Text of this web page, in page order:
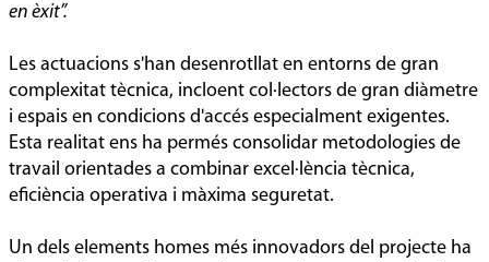
en èxit”.
Les actuacions s'han desenrotllat en entorns de gran
complexitat tècnica, incloent col·lectors de gran diàmetre
i espais en condicions d'accés especialment exigentes.
Esta realitat ens ha permés consolidar metodologies de
travail orientades a combinar excel·lència tècnica,
eficiència operativa i màxima seguretat.
Un dels elements homes més innovadors del projecte ha